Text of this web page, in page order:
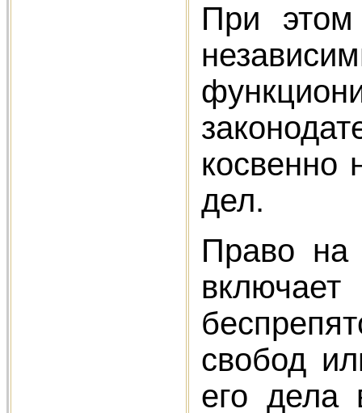
При этом
косвенно
дел.
Право на
свобод
его дела